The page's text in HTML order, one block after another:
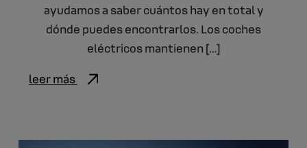
ayudamos a saber cuántos hay en total y
dónde puedes encontrarlos. Los coches
eléctricos mantienen […]
leer más